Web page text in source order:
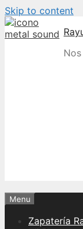
Skip to content
Menu
Zapatería